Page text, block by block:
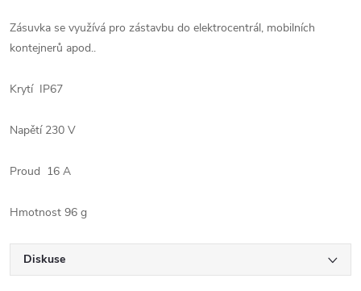
Zásuvka se využívá pro zástavbu do elektrocentrál, mobilních
kontejnerů apod..
Krytí IP67
Napětí 230 V
Proud 16 A
Hmotnost 96 g
Diskuse